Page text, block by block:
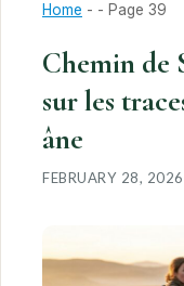
Home - - Page 39
Chemin de
sur les
âne
FEBRUARY 28, 2026